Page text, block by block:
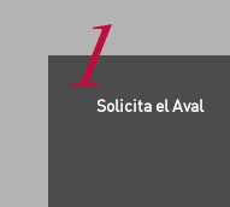
1Solicita el Aval